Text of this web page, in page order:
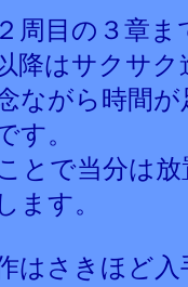
周目の３章
降はサクサ
ながら時間
す。
とで当分は
ます。
はさきほど